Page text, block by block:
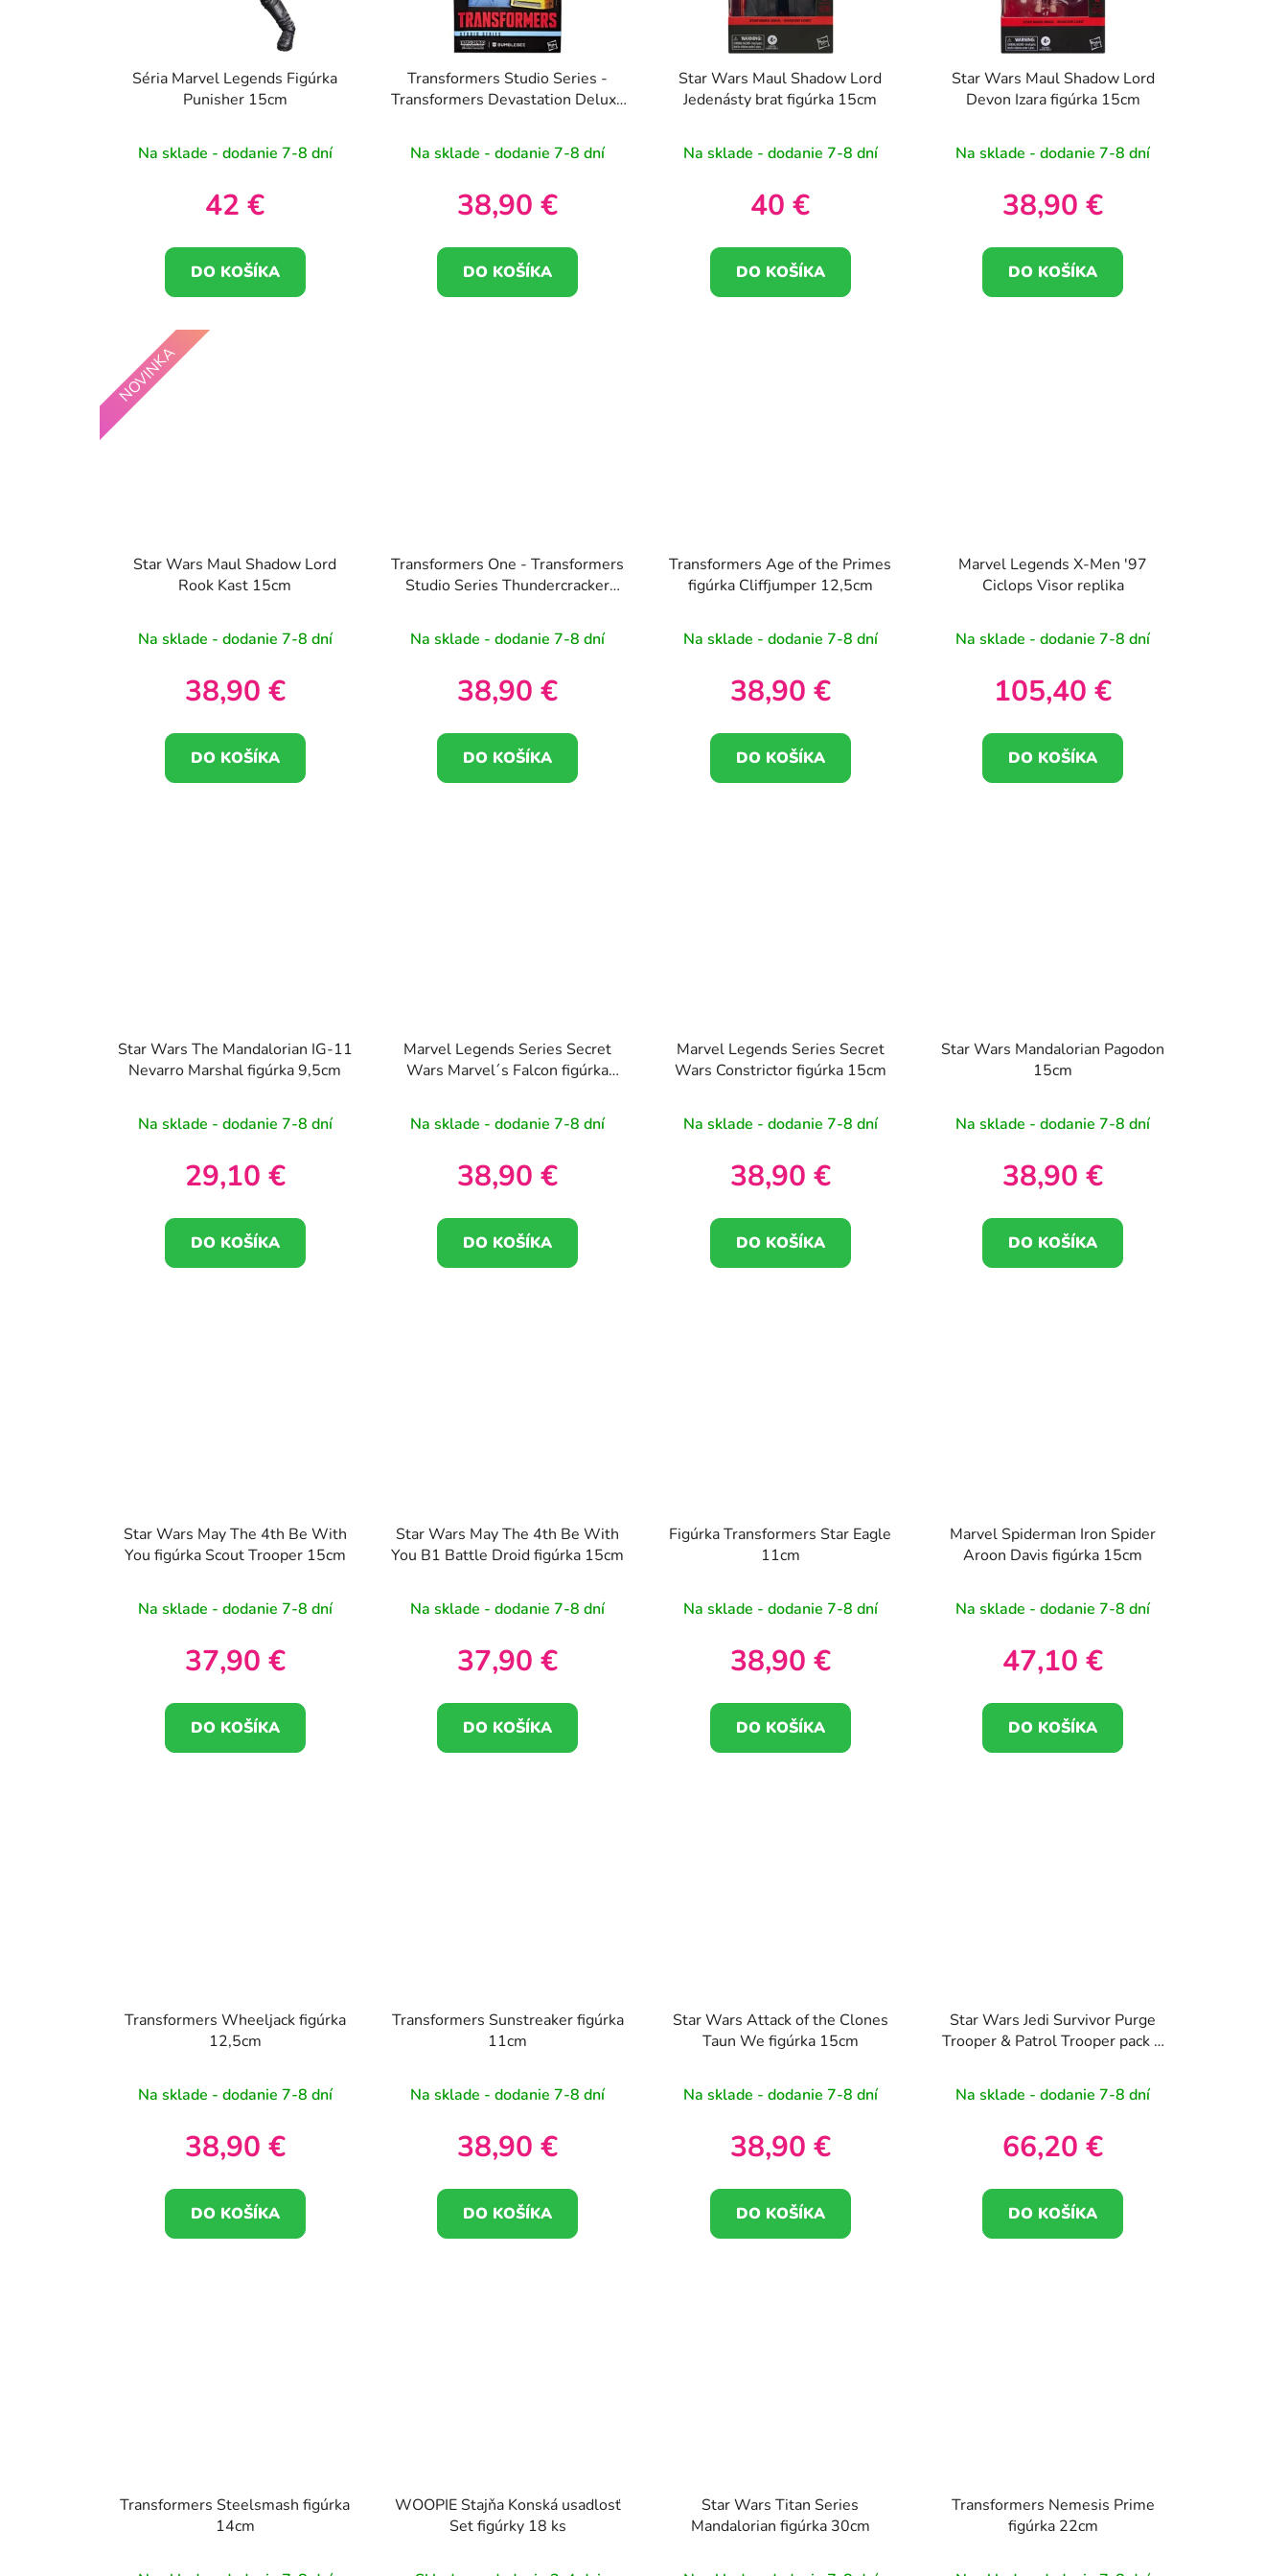
Séria Marvel Legends Figúrka
Punisher 15cm
Na sklade - dodanie 7-8 dní
42 €
DO KOŠÍKA
Transformers Studio Series -
Transformers Devastation Deluxe
Na sklade - dodanie 7-8 dní
38,90 €
DO KOŠÍKA
Star Wars Maul Shadow Lord
Jedenásty brat figúrka 15cm
Na sklade - dodanie 7-8 dní
40 €
DO KOŠÍKA
Star Wars Maul Shadow Lord
Devon Izara figúrka 15cm
Na sklade - dodanie 7-8 dní
38,90 €
DO KOŠÍKA
NOVINKA
Star Wars Maul Shadow Lord
Rook Kast 15cm
Na sklade - dodanie 7-8 dní
38,90 €
DO KOŠÍKA
Transformers One - Transformers
Studio Series Thundercracker
Na sklade - dodanie 7-8 dní
38,90 €
DO KOŠÍKA
Transformers Age of the Primes
figúrka Cliffjumper 12,5cm
Na sklade - dodanie 7-8 dní
38,90 €
DO KOŠÍKA
Marvel Legends X-Men '97
Ciclops Visor replika
Na sklade - dodanie 7-8 dní
105,40 €
DO KOŠÍKA
Star Wars The Mandalorian IG-11
Nevarro Marshal figúrka 9,5cm
Na sklade - dodanie 7-8 dní
29,10 €
DO KOŠÍKA
Marvel Legends Series Secret
Wars Marvel´s Falcon figúrka
Na sklade - dodanie 7-8 dní
38,90 €
DO KOŠÍKA
Marvel Legends Series Secret
Wars Constrictor figúrka 15cm
Na sklade - dodanie 7-8 dní
38,90 €
DO KOŠÍKA
Star Wars Mandalorian Pagodon
15cm
Na sklade - dodanie 7-8 dní
38,90 €
DO KOŠÍKA
Star Wars May The 4th Be With
You figúrka Scout Trooper 15cm
Na sklade - dodanie 7-8 dní
37,90 €
DO KOŠÍKA
Star Wars May The 4th Be With
You B1 Battle Droid figúrka 15cm
Na sklade - dodanie 7-8 dní
37,90 €
DO KOŠÍKA
Figúrka Transformers Star Eagle
11cm
Na sklade - dodanie 7-8 dní
38,90 €
DO KOŠÍKA
Marvel Spiderman Iron Spider
Aroon Davis figúrka 15cm
Na sklade - dodanie 7-8 dní
47,10 €
DO KOŠÍKA
Transformers Wheeljack figúrka
12,5cm
Na sklade - dodanie 7-8 dní
38,90 €
DO KOŠÍKA
Transformers Sunstreaker figúrka
11cm
Na sklade - dodanie 7-8 dní
38,90 €
DO KOŠÍKA
Star Wars Attack of the Clones
Taun We figúrka 15cm
Na sklade - dodanie 7-8 dní
38,90 €
DO KOŠÍKA
Star Wars Jedi Survivor Purge
Trooper & Patrol Trooper pack 2
Na sklade - dodanie 7-8 dní
66,20 €
DO KOŠÍKA
Transformers Steelsmash figúrka
14cm
WOOPIE Stajňa Konská usadlosť
Set figúrky 18 ks
Star Wars Titan Series
Mandalorian figúrka 30cm
Transformers Nemesis Prime
figúrka 22cm